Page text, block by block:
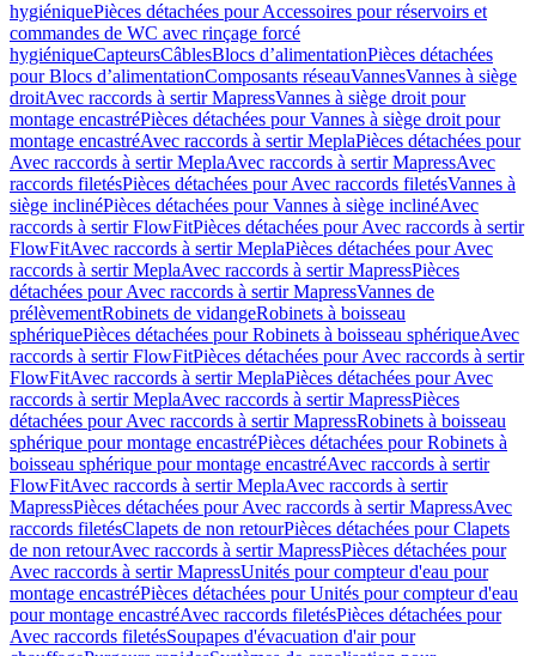
hygiéniquePièces détachées pour Accessoires pour réservoirs et
commandes de WC avec rinçage forcé
hygiéniqueCapteursCâblesBlocs d’alimentationPièces détachées
pour Blocs d’alimentationComposants réseauVannesVannes à siège
droitAvec raccords à sertir MapressVannes à siège droit pour
montage encastréPièces détachées pour Vannes à siège droit pour
montage encastréAvec raccords à sertir MeplaPièces détachées pour
Avec raccords à sertir MeplaAvec raccords à sertir MapressAvec
raccords filetésPièces détachées pour Avec raccords filetésVannes à
siège inclinéPièces détachées pour Vannes à siège inclinéAvec
raccords à sertir FlowFitPièces détachées pour Avec raccords à sertir
FlowFitAvec raccords à sertir MeplaPièces détachées pour Avec
raccords à sertir MeplaAvec raccords à sertir MapressPièces
détachées pour Avec raccords à sertir MapressVannes de
prélèvementRobinets de vidangeRobinets à boisseau
sphériquePièces détachées pour Robinets à boisseau sphériqueAvec
raccords à sertir FlowFitPièces détachées pour Avec raccords à sertir
FlowFitAvec raccords à sertir MeplaPièces détachées pour Avec
raccords à sertir MeplaAvec raccords à sertir MapressPièces
détachées pour Avec raccords à sertir MapressRobinets à boisseau
sphérique pour montage encastréPièces détachées pour Robinets à
boisseau sphérique pour montage encastréAvec raccords à sertir
FlowFitAvec raccords à sertir MeplaAvec raccords à sertir
MapressPièces détachées pour Avec raccords à sertir MapressAvec
raccords filetésClapets de non retourPièces détachées pour Clapets
de non retourAvec raccords à sertir MapressPièces détachées pour
Avec raccords à sertir MapressUnités pour compteur d'eau pour
montage encastréPièces détachées pour Unités pour compteur d'eau
pour montage encastréAvec raccords filetésPièces détachées pour
Avec raccords filetésSoupapes d'évacuation d'air pour